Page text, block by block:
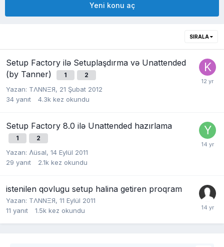
Yeni konu aç
SIRALA
Setup Factory ilə Setuplaşdırma və Unattended
(by Tanner)
1 2
Yazan: TΛNNΞЯ, 21 Şubat 2012
34 yanıt 4.3k kez okundu
Setup Factory 8.0 ilə Unattended hazırlama
1 2
Yazan: Ʌüsal, 14 Eylül 2011
29 yanıt 2.1k kez okundu
istenilen qovlugu setup halina getiren proqram
Yazan: TΛNNΞЯ, 11 Eylül 2011
11 yanıt 1.5k kez okundu